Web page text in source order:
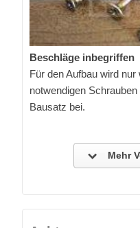
Beschläge inbegriffen
Für den Aufbau wird
notwendigen
Bausatz bei.
Mehr